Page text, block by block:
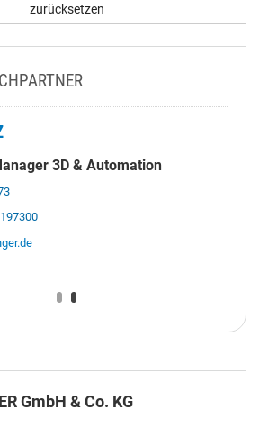
zurücksetzen
3D & Automation
GmbH & Co. KG